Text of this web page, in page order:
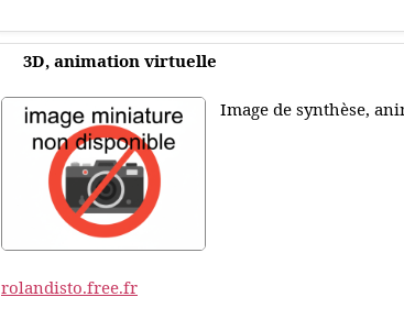
3D, animation virtuelle
Image de synthèse,
rolandisto.free.fr